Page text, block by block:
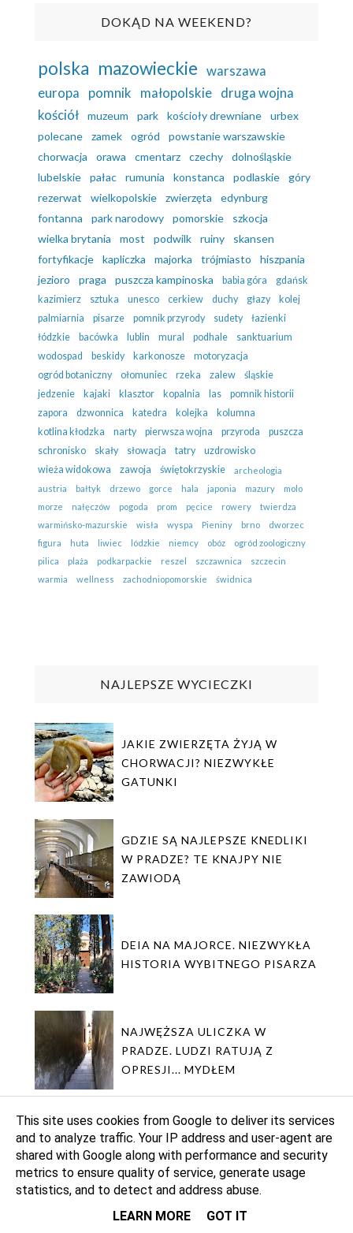
DOKĄD NA WEEKEND?
polska mazowieckie warszawa
europa
pomnik małopolskie druga wojna
kościół
muzeum park kościoły drewniane
urbex
polecane
zamek ogród
powstanie warszawskie
chorwacja
orawa cmentarz czechy
dolnośląskie
lubelskie
pałac rumunia konstanca podlaskie
góry
rezerwat
wielkopolskie zwierzęta
edynburg
fontanna
park narodowy pomorskie
szkocja
wielka brytania
most podwilk ruiny
skansen
fortyfikacje
kapliczka majorka trójmiasto
hiszpania
jezioro
praga puszcza kampinoska babia góra
gdańsk
kazimierz
sztuka unesco cerkiew duchy głazy
kolej
palmiarnia
pisarze pomnik przyrody sudety
łazienki
łódzkie
bacówka lublin mural podhale
sanktuarium
wodospad
beskidy karkonosze
motoryzacja
ogród botaniczny
ołomuniec rzeka zalew
śląskie
jedzenie
kajaki klasztor kopalnia las
pomnik historii
zapora
dzwonnica katedra kolejka
kolumna
kotlina kłodzka
narty pierwsza wojna przyroda
puszcza
schronisko
skały słowacja tatry
uzdrowisko
wieża widokowa
zawoja świętokrzyskie
archeologia
austria
bałtyk drzewo gorce hala japonia mazury
molo
morze
nałęczów pogoda prom pęcice rowery
twierdza
warmińsko-mazurskie
wisła wyspa Pieniny brno
dworzec
figura
huta liwiec lódzkie niemcy obóz
ogród zoologiczny
pilica
plaża podkarpackie reszel szczawnica
szczecin
warmia
wellness zachodniopomorskie świdnica
NAJLEPSZE WYCIECZKI
JAKIE ZWIERZĘTA ŻYJĄ W
CHORWACJI? NIEZWYKŁE
GATUNKI
GDZIE SĄ NAJLEPSZE KNEDLIKI
W PRADZE? TE KNAJPY NIE
ZAWIODĄ
DEIA NA MAJORCE. NIEZWYKŁA
HISTORIA WYBITNEGO PISARZA
NAJWĘŻSZA ULICZKA W
PRADZE. LUDZI RATUJĄ Z
OPRESJI... MYDŁEM
KIEDY SIKAJĄ "SIKACZE" Z
PRAGI? TO MUSISZ WIEDZIEĆ
POMNIK KATASTROFY
This site uses cookies from Google to deliver its services
and to analyze traffic. Your IP address and user-agent are
shared with Google along with performance and security
metrics to ensure quality of service, generate usage
statistics, and to detect and address abuse.
LEARN MORE
GOT IT